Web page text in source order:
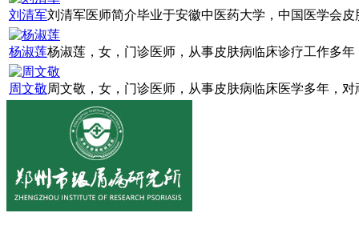
刘清军刘清军医师简介毕业于安徽中医药大学，中国医学会
杨淑莲杨淑莲，女，门诊医师，从事皮肤病临床诊疗工作多
周文敬周文敬，女，门诊医师，从事皮肤病临床医学多年，